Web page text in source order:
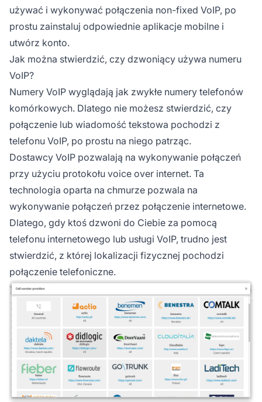
używać i wykonywać połączenia non-fixed VoIP, po
prostu zainstaluj odpowiednie aplikacje mobilne i
utwórz konto.
Jak można stwierdzić, czy dzwoniący używa numeru
VoIP?
Numery VoIP wyglądają jak zwykłe numery telefonów
komórkowych. Dlatego nie możesz stwierdzić, czy
połączenie lub wiadomość tekstowa pochodzi z
telefonu VoIP, po prostu na niego patrząc.
Dostawcy VoIP pozwalają na wykonywanie połączeń
przy użyciu protokołu voice over internet. Ta
technologia oparta na chmurze pozwala na
wykonywanie połączeń przez połączenie internetowe.
Dlatego, gdy ktoś dzwoni do Ciebie za pomocą
telefonu internetowego lub usługi VoIP, trudno jest
stwierdzić, z której lokalizacji fizycznej pochodzi
połączenie telefoniczne.